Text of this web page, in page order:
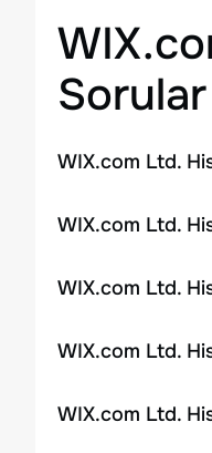
Sorular
WIX.com Ltd.
WIX.com Ltd.
WIX.com Ltd.
WIX.com Ltd.
WIX.com Ltd.